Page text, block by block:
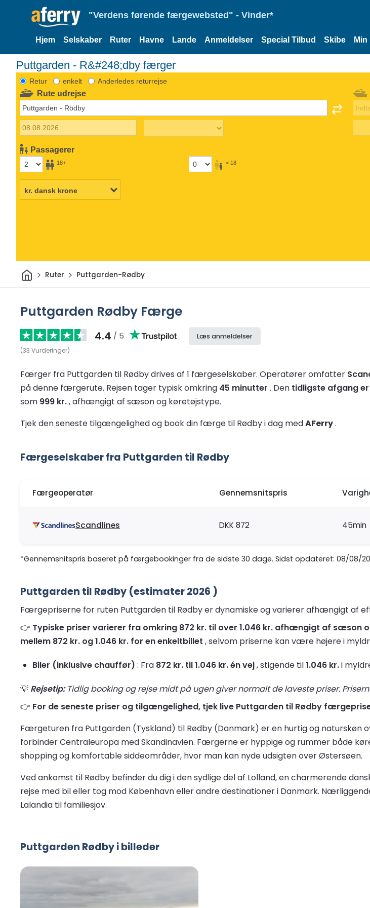
"Verdens førende færgewebsted" - Vinder*
Hjem Selskaber Ruter Havne Lande Anmeldelser Special Tilbud Skibe
Puttgarden - R&#248;dby færger
Retur enkelt Anderledes returrejse
Rute udrejse
Passagerer
18+ < 18
HjemRuter Puttgarden-Rødby
Puttgarden Rødby Færge
4.4 / 5
(33 Vurderinger)
Læs anmeldelser
Færger fra Puttgarden til Rødby drives af 1 færgeselskaber. Operatører omfatter
på denne færgerute. Rejsen tager typisk omkring 45 minutter . Den tidligste afgang er
som 999 kr., afhængigt af sæson og køretøjstype.
Tjek den seneste tilgængelighed og book din færge til Rødby i dag medAFerry.
Færgeselskaber fra Puttgarden til Rødby
Færgeoperatør Gennemsnitspris
Scandlines DKK 872 45min
*Gennemsnitspris baseret på færgebookinger fra de sidste 30 dage. Sidst opdateret: 08/08/
Puttgarden til Rødby (estimater 2026 )
Færgepriserne for ruten Puttgarden til Rødby er dynamiske og varierer afhængigt af
👉 Typiske priser varierer fra omkring 872 kr. til over 1.046 kr. afhængigt af sæson
mellem 872 kr. og 1.046 kr. for en enkeltbillet , selvom priserne kan være højere i
Biler (inklusive chauffør) : Fra 872 kr. til 1.046 kr. én vej, stigende til1.046 kr.i
💡 Rejsetip:Tidlig booking og rejse midt på ugen giver normalt de laveste priser.
👉 For de seneste priser og tilgængelighed, tjek live Puttgarden til Rødby
Færgeturen fra Puttgarden (Tyskland) til Rødby (Danmark) er en hurtig og
forbinder Centraleuropa med Skandinavien. Færgerne er hyppige og rummer både
shopping og komfortable siddeområder, hvor man kan nyde udsigten over Østersøen.
Ved ankomst til Rødby befinder du dig i den sydlige del af Lolland, en charmerende
rejse med bil eller tog mod København eller andre destinationer i Danmark.
Lalandia til familiesjov.
Puttgarden Rødby i billeder